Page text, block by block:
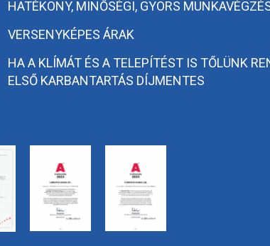
HATÉKONY, MINŐSÉGI, GYORS
VERSENYKÉPES ÁRAK
HA A KLÍMÁT ÉS A TELEPÍTÉST IS TŐLÜNK
ELSŐ KARBANTARTÁS DÍJMENTES